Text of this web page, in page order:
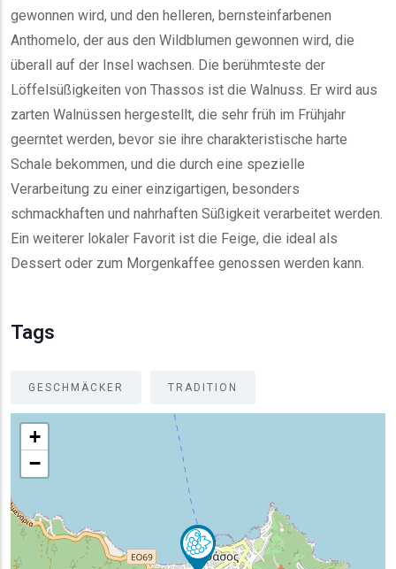
gewonnen wird, und den helleren, bernsteinfarbenen
Anthomelo, der aus den Wildblumen gewonnen wird, die
überall auf der Insel wachsen. Die berühmteste der
Löffelsüßigkeiten von Thassos ist die Walnuss. Er wird aus
zarten Walnüssen hergestellt, die sehr früh im Frühjahr
geerntet werden, bevor sie ihre charakteristische harte
Schale bekommen, und die durch eine spezielle
Verarbeitung zu einer einzigartigen, besonders
schmackhaften und nahrhaften Süßigkeit verarbeitet werden.
Ein weiterer lokaler Favorit ist die Feige, die ideal als
Dessert oder zum Morgenkaffee genossen werden kann.
Tags
GESCHMÄCKER TRADITION
+
−